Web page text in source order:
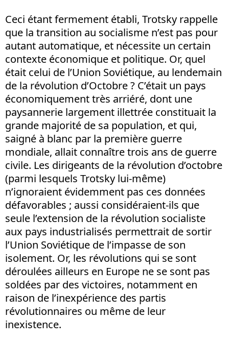
Ceci étant fermement établi, Trotsky rappelle
que la transition au socialisme n’est pas pour
autant automatique, et nécessite un certain
contexte économique et politique. Or, quel
était celui de l’Union Soviétique, au lendemain
de la révolution d’Octobre ? C’était un pays
économiquement très arriéré, dont une
paysannerie largement illettrée constituait la
grande majorité de sa population, et qui,
saigné à blanc par la première guerre
mondiale, allait connaître trois ans de guerre
civile. Les dirigeants de la révolution d’octobre
(parmi lesquels Trotsky lui-même)
n’ignoraient évidemment pas ces données
défavorables ; aussi considéraient-ils que
seule l’extension de la révolution socialiste
aux pays industrialisés permettrait de sortir
l’Union Soviétique de l’impasse de son
isolement. Or, les révolutions qui se sont
déroulées ailleurs en Europe ne se sont pas
soldées par des victoires, notamment en
raison de l’inexpérience des partis
révolutionnaires ou même de leur
inexistence.